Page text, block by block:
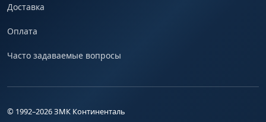
Доставка
Оплата
Часто задаваемые вопросы
© 1992–2026ЗМК Континенталь